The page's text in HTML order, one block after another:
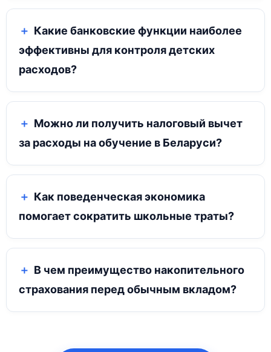
Какие банковские функции наиболее
эффективны для контроля детских
расходов?
Можно ли получить налоговый вычет
за расходы на обучение в Беларуси?
Как поведенческая экономика
помогает сократить школьные траты?
В чем преимущество накопительного
страхования перед обычным вкладом?